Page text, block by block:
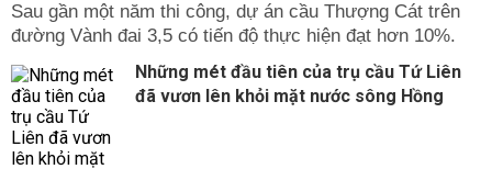
Sau gần một năm thi công, dự án cầu Thượng Cát trên
đường Vành đai 3,5 có tiến độ thực hiện đạt hơn 10%.
Những mét đầu tiên của trụ cầu Tứ Liên
đã vươn lên khỏi mặt nước sông Hồng